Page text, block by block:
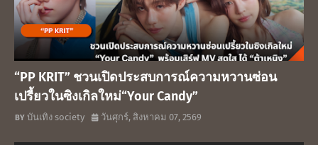
“PP KRIT” ชวนเปิดประสบการณ์ความหวานซ่อน
เปรี้ยวในซิงเกิลใหม่“Your Candy”
บันเทิง society วันศุกร์, สิงหาคม 07, 2569